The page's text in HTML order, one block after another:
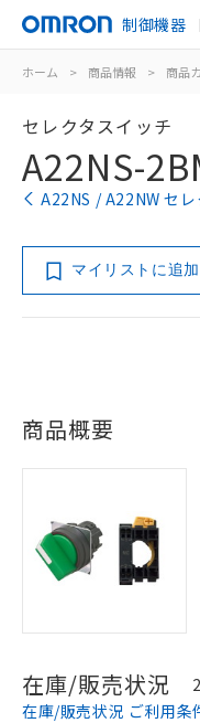
制御機器
ホーム > 商品情報 > 商品
セレクタスイッチ
A22NS-
A22NS / A22NW セ
マイリストに追加
商品概要
在庫/販売状況
在庫/販売状況 ご利用条